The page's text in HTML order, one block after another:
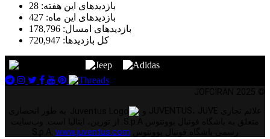
بازدیدهای این هفته: 28
بازدیدهای این ماه: 427
بازدیدهای امسال: 178,796
کل بازدیدها: 720,947
www.juventus.com